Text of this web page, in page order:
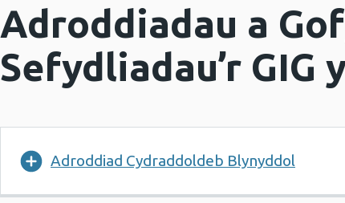
Adroddiadau a
Sefydliadau’r GIG
Adroddiad Cydraddoldeb Blynyddol